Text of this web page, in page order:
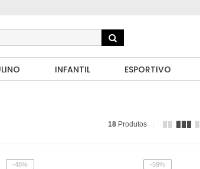
INFANTIL ESPORTIVO
18 Produtos
-48% -59%